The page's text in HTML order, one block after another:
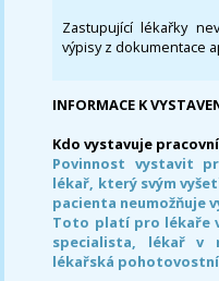
Zastupující lékařky
výpisy z dokumentace
INFORMACE K
Kdo vystavuje
Povinnost vystavit
lékař, který svým
pacienta neumožňuje
Toto platí pro lékaře
specialista, lékař v
lékařská pohotovostní